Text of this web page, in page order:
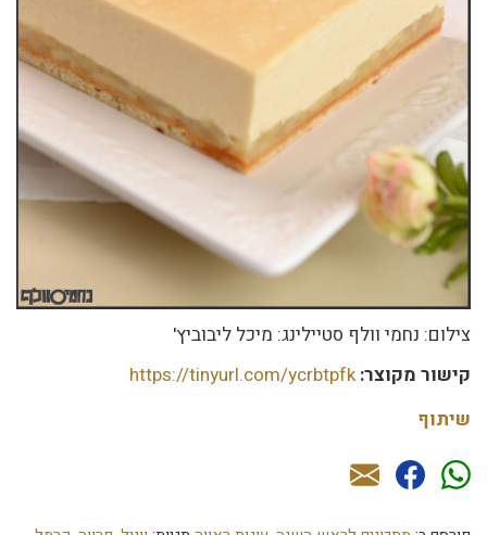
צילום: נחמי וולף סטיילינג: מיכל ליבוביץ'
קישור מקוצר: https://tinyurl.com/ycrbtpfk
שיתוף